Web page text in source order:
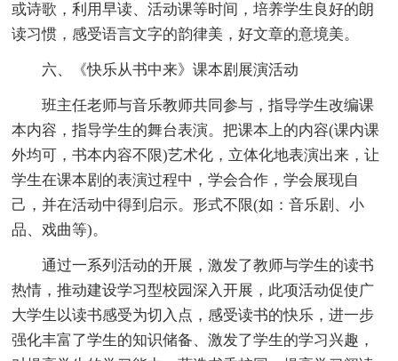
或诗歌，利用早读、活动课等时间，培养学生良好的朗
读习惯，感受语言文字的韵律美，好文章的意境美。
六、《快乐从书中来》课本剧展演活动
班主任老师与音乐教师共同参与，指导学生改编课
本内容，指导学生的舞台表演。把课本上的内容(课内课
外均可，书本内容不限)艺术化，立体化地表演出来，让
学生在课本剧的表演过程中，学会合作，学会展现自
己，并在活动中得到启示。形式不限(如：音乐剧、小
品、戏曲等)。
通过一系列活动的开展，激发了教师与学生的读书
热情，推动建设学习型校园深入开展，此项活动促使广
大学生以读书感受为切入点，感受读书的快乐，进一步
强化丰富了学生的知识储备、激发了学生的学习兴趣，